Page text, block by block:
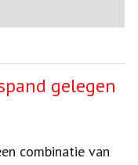
gelegen
combinatie van